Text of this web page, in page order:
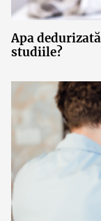
Apa
studiile?